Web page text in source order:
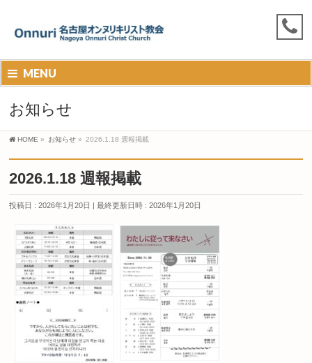
MENU
お知らせ
HOME » お知らせ » 2026.1.18 週報掲載
2026.1.18 週報掲載
投稿日 : 2026年1月20日 最終更新日時 : 2026年1月20日